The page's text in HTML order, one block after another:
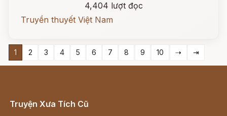
4,404 lượt đọc
Truyền thuyết Việt Nam
1 2 3 4 5 6 7 8 9 10 ⇢ ⇥
Truyện Xưa Tích Cũ